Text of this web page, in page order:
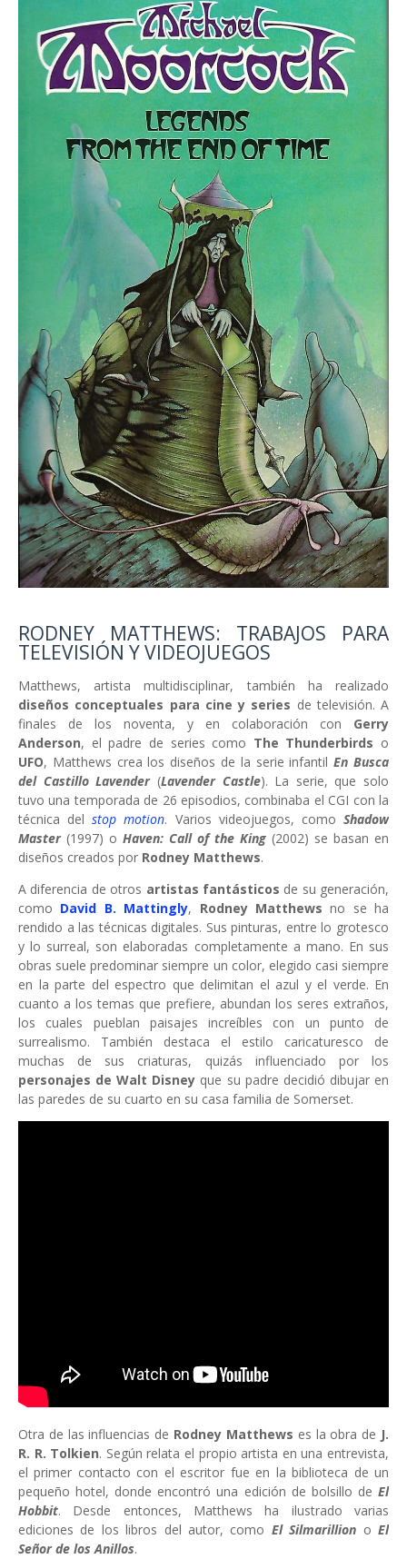
RODNEY MATTHEWS: TRABAJOS PARA
TELEVISIÓN Y VIDEOJUEGOS
Matthews, artista multidisciplinar, también ha realizado
diseños conceptuales para cine y series de televisión. A
finales de los noventa, y en colaboración con Gerry
Anderson, el padre de series como The Thunderbirds o
UFO, Matthews crea los diseños de la serie infantilEn Busca
del Castillo Lavender (Lavender Castle). La serie, que solo
tuvo una temporada de 26 episodios, combinaba el CGI con la
técnica delstop motion. Varios videojuegos, comoShadow
Master(1997) o Haven: Call of the King (2002) se basan en
diseños creados por Rodney Matthews.
A diferencia de otros artistas fantásticos de su generación,
como David B. Mattingly, Rodney Matthews no se ha
rendido a las técnicas digitales. Sus pinturas, entre lo grotesco
y lo surreal, son elaboradas completamente a mano. En sus
obras suele predominar siempre un color, elegido casi siempre
en la parte del espectro que delimitan el azul y el verde. En
cuanto a los temas que prefiere, abundan los seres extraños,
los cuales pueblan paisajes increíbles con un punto de
surrealismo. También destaca el estilo caricaturesco de
muchas de sus criaturas, quizás influenciado por los
personajes de Walt Disney que su padre decidió dibujar en
las paredes de su cuarto en su casa familia de Somerset.
Otra de las influencias de Rodney Matthews es la obra de J.
R. R. Tolkien. Según relata el propio artista en una entrevista,
el primer contacto con el escritor fue en la biblioteca de un
pequeño hotel, donde encontró una edición de bolsillo de El
Hobbit. Desde entonces, Matthews ha ilustrado varias
ediciones de los libros del autor, como El Silmarillion oEl
Señor de los Anillos.